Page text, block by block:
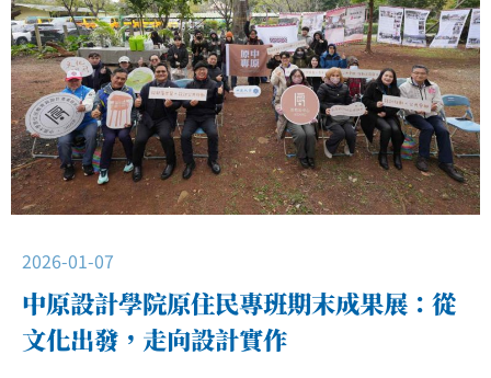
2026-01-07
中原設計學院原住民專班期末成果展：從
文化出發，走向設計實作